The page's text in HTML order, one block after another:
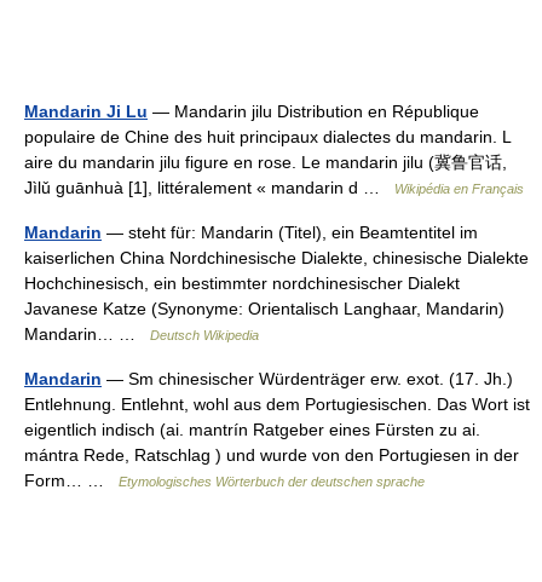
Mandarin Ji Lu — Mandarin jilu Distribution en République
populaire de Chine des huit principaux dialectes du mandarin. L
aire du mandarin jilu figure en rose. Le mandarin jilu (冀鲁官话,
Jìlǔ guānhuà [1], littéralement « mandarin d …
Wikipédia en Français
Mandarin — steht für: Mandarin (Titel), ein Beamtentitel im
kaiserlichen China Nordchinesische Dialekte, chinesische Dialekte
Hochchinesisch, ein bestimmter nordchinesischer Dialekt
Javanese Katze (Synonyme: Orientalisch Langhaar, Mandarin)
Mandarin… …
Deutsch Wikipedia
Mandarin — Sm chinesischer Würdenträger erw. exot. (17. Jh.)
Entlehnung. Entlehnt, wohl aus dem Portugiesischen. Das Wort ist
eigentlich indisch (ai. mantrín Ratgeber eines Fürsten zu ai.
mántra Rede, Ratschlag ) und wurde von den Portugiesen in der
Form… …
Etymologisches Wörterbuch der deutschen sprache